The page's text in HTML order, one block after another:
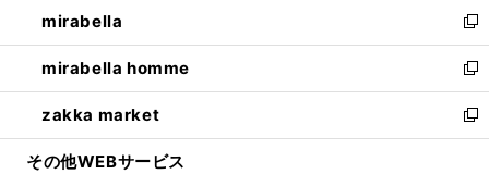
く
で
開
く
ド
ウ
で
開
く
ィ
ン
ド
ウ
で
開
い
ウ
ィ
ン
ド
ウ
mirabella
新
し
い
ウ
ィ
ン
mirabella homme
新
し
い
ウ
zakka market
新
し
その他WEBサービス